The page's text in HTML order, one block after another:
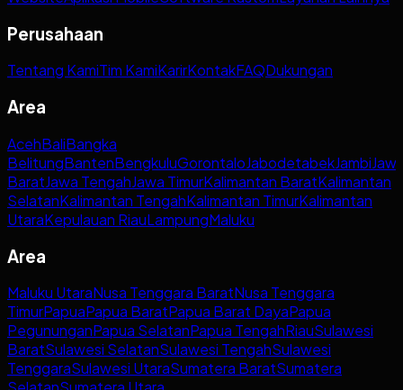
Perusahaan
Tentang KamiTim KamiKarirKontakFAQDukungan
Area
AcehBaliBangka
BelitungBantenBengkuluGorontaloJabodetabekJambi
BaratJawa TengahJawa TimurKalimantan BaratKalimantan
SelatanKalimantan TengahKalimantan TimurKalimantan
UtaraKepulauan RiauLampungMaluku
Area
Maluku UtaraNusa Tenggara BaratNusa Tenggara
TimurPapuaPapua BaratPapua Barat DayaPapua
PegununganPapua SelatanPapua TengahRiauSulawesi
BaratSulawesi SelatanSulawesi TengahSulawesi
TenggaraSulawesi UtaraSumatera BaratSumatera